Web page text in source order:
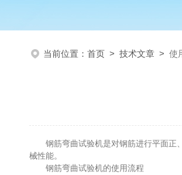
当前位置： 首页 > 技术文章 > 使
钢筋弯曲试验机是对钢筋进行平面正、
械性能。
钢筋弯曲试验机的使用流程